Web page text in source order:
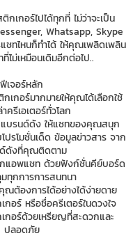
เกอร์ไปได้ทุกที่ ไม่ว่าจะเป็น
Whatsapp, Skype
ชทไหนก็ทำได้ ให้คุณเพลิดเพลิน
ไม่เหมือนเดิมอีกต่อไป..
ฟีเจอร์หลัก
เกอร์มากมายให้คุณได้เลือกใช้
ครีเอเตอร์ทั่วโลก
บรนด์ดัง ให้แชทของคุณสนุก
ปรโมชั่นเด็ด ข้อมูลข่าวสาร จาก
ดังที่คุณติดตาม
กแอพแชท ด้วยฟังก์ชั่นคีย์บอร์ด
ทุกการการสนทนา
ต้องการได้อย่างได้ง่ายดาย
อร์ หรือชื่อครีเตอร์ในดวงใจ
กอร์ด้วยเหรียญที่สะดวกและ
ปลอดภัย